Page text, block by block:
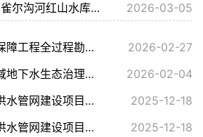
综合治理提质增效项目监理标段流标公告
2026-03-05
过程勘察设计流标公告
2026-02-27
工程全过程勘察设计-流标公告
2026-02-04
设项目三标段流标公告
2025-12-18
设项目四标段流标公告
2025-12-18